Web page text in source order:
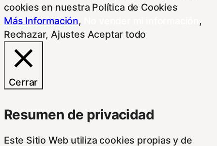
cookies en nuestra Política de Cookies
Más Información,
,
Rechazar,Ajustes Aceptar todo
Cerrar
Resumen de privacidad
Este Sitio Web utiliza cookies propias y de